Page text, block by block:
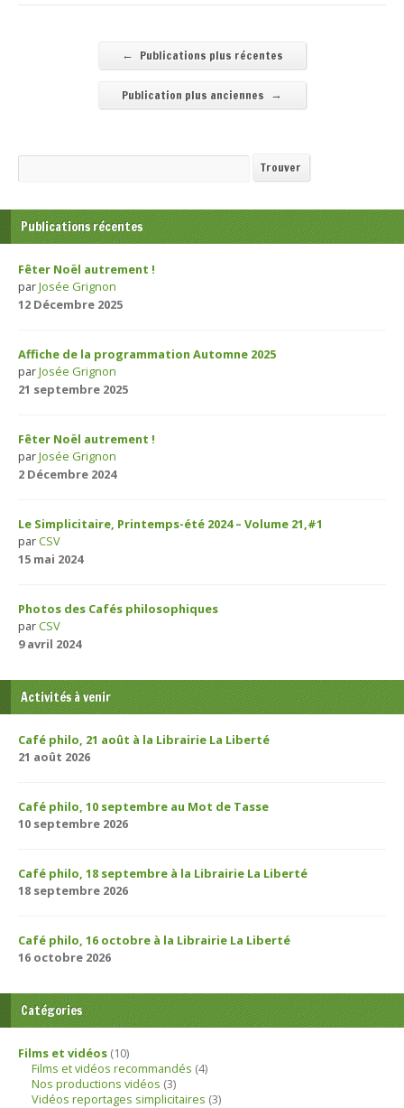
← Publications plus récentes
Publication plus anciennes →
Recherche Trouver
Publications récentes
Fêter Noël autrement !
parJosée Grignon
12 Décembre 2025
Affiche de la programmation Automne 2025
parJosée Grignon
21 septembre 2025
Fêter Noël autrement !
parJosée Grignon
2 Décembre 2024
Le Simplicitaire, Printemps-été 2024 – Volume 21,#1
par CSV
15 mai 2024
Photos des Cafés philosophiques
par CSV
9 avril 2024
Activités à venir
Café philo, 21 août à la Librairie La Liberté
21 août 2026
Café philo, 10 septembre au Mot de Tasse
10 septembre 2026
Café philo, 18 septembre à la Librairie La Liberté
18 septembre 2026
Café philo, 16 octobre à la Librairie La Liberté
16 octobre 2026
Catégories
Films et vidéos (10)
Films et vidéos recommandés (4)
Nos productions vidéos (3)
Vidéos reportages simplicitaires (3)